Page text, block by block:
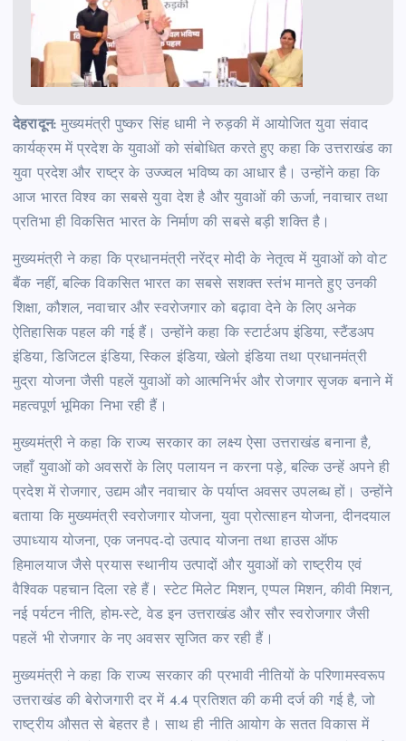
देहरादून:मुख्यमंत्री पुष्कर सिंह धामी ने रुड़की में आयोजित युवा संवाद
कार्यक्रम में प्रदेश के युवाओं को संबोधित करते हुए कहा कि उत्तराखंड का
युवा प्रदेश और राष्ट्र के उज्ज्वल भविष्य का आधार है। उन्होंने कहा कि
आज भारत विश्व का सबसे युवा देश है और युवाओं की ऊर्जा, नवाचार तथा
प्रतिभा ही विकसित भारत के निर्माण की सबसे बड़ी शक्ति है।
मुख्यमंत्री ने कहा कि प्रधानमंत्री नरेंद्र मोदी के नेतृत्व में युवाओं को वोट
बैंक नहीं, बल्कि विकसित भारत का सबसे सशक्त स्तंभ मानते हुए उनकी
शिक्षा, कौशल, नवाचार और स्वरोजगार को बढ़ावा देने के लिए अनेक
ऐतिहासिक पहल की गई हैं। उन्होंने कहा कि स्टार्टअप इंडिया, स्टैंडअप
इंडिया, डिजिटल इंडिया, स्किल इंडिया, खेलो इंडिया तथा प्रधानमंत्री
मुद्रा योजना जैसी पहलें युवाओं को आत्मनिर्भर और रोजगार सृजक बनाने में
महत्वपूर्ण भूमिका निभा रही हैं।
मुख्यमंत्री ने कहा कि राज्य सरकार का लक्ष्य ऐसा उत्तराखंड बनाना है,
जहाँ युवाओं को अवसरों के लिए पलायन न करना पड़े, बल्कि उन्हें अपने ही
प्रदेश में रोजगार, उद्यम और नवाचार के पर्याप्त अवसर उपलब्ध हों। उन्होंने
बताया कि मुख्यमंत्री स्वरोजगार योजना, युवा प्रोत्साहन योजना, दीनदयाल
उपाध्याय योजना, एक जनपद-दो उत्पाद योजना तथा हाउस ऑफ
हिमालयाज जैसे प्रयास स्थानीय उत्पादों और युवाओं को राष्ट्रीय एवं
वैश्विक पहचान दिला रहे हैं। स्टेट मिलेट मिशन, एप्पल मिशन, कीवी मिशन,
नई पर्यटन नीति, होम-स्टे, वेड इन उत्तराखंड और सौर स्वरोजगार जैसी
पहलें भी रोजगार के नए अवसर सृजित कर रही हैं।
मुख्यमंत्री ने कहा कि राज्य सरकार की प्रभावी नीतियों के परिणामस्वरूप
उत्तराखंड की बेरोजगारी दर में 4.4 प्रतिशत की कमी दर्ज की गई है, जो
राष्ट्रीय औसत से बेहतर है। साथ ही नीति आयोग के सतत विकास में